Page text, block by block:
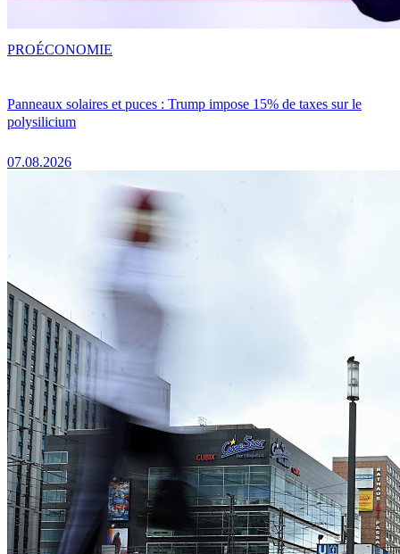
Panneaux solaires et puces : Trump impose 15% de taxes sur le
polysilicium
07.08.2026
PROÉCONOMIE